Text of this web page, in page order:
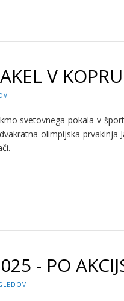
V
svetovnega pokala v
olimpijska prvakinja
- PO